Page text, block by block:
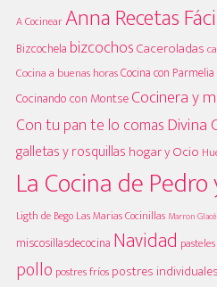
A CocinearAnna Recetas
Bizcochela bizcochosCaceroladas
Cocina a buenas horasCocina con Parmelia
Cocinando con MontseCocinera y
Con tu pan te lo comasDivina
galletas y rosquillas hogar y Ocio
La Cocina de
Ligth de Bego Las Marias Cocinillas Marron Glacè
miscosillasdecocina Navidad
pollo postres fríospostres individuales